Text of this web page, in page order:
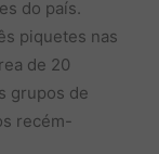
do país.
piquetes nas
de 20
grupos de
recém-